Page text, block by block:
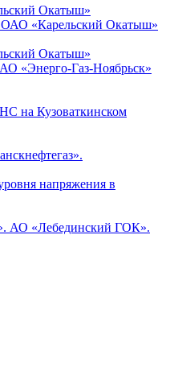
Окатыш»
Окатыш»
«Лебединский ГОК».